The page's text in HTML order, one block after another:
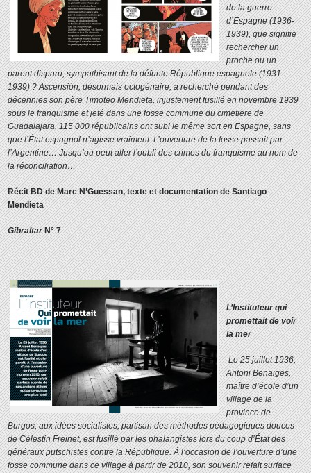
de la guerre
d’Espagne (1936-
1939), que signifie
rechercher un
proche ou un
parent disparu, sympathisant de la défunte République espagnole (1931-
1939) ? Ascensión, désormais octogénaire, a recherché pendant des
décennies son père Timoteo Mendieta, injustement fusillé en novembre 1939
sous le franquisme et jeté dans une fosse commune du cimetière de
Guadalajara. 115 000 républicains ont subi le même sort en Espagne, sans
que l’État espagnol n’agisse vraiment. L’ouverture de la fosse passait par
l’Argentine… Jusqu’où peut aller l’oubli des crimes du franquisme au nom de
la réconciliation…
Récit BD de Marc N’Guessan, texte et documentation de Santiago
Mendieta
GibraltarN° 7
L’Instituteur qui
promettait de voir
la mer
Le 25 juillet 1936,
Antoni Benaiges,
maître d’école d’un
village de la
province de
Burgos, aux idées socialistes, partisan des méthodes pédagogiques douces
de Célestin Freinet, est fusillé par les phalangistes lors du coup d’État des
généraux putschistes contre la République. À l’occasion de l’ouverture d’une
fosse commune dans ce village à partir de 2010, son souvenir refait surface